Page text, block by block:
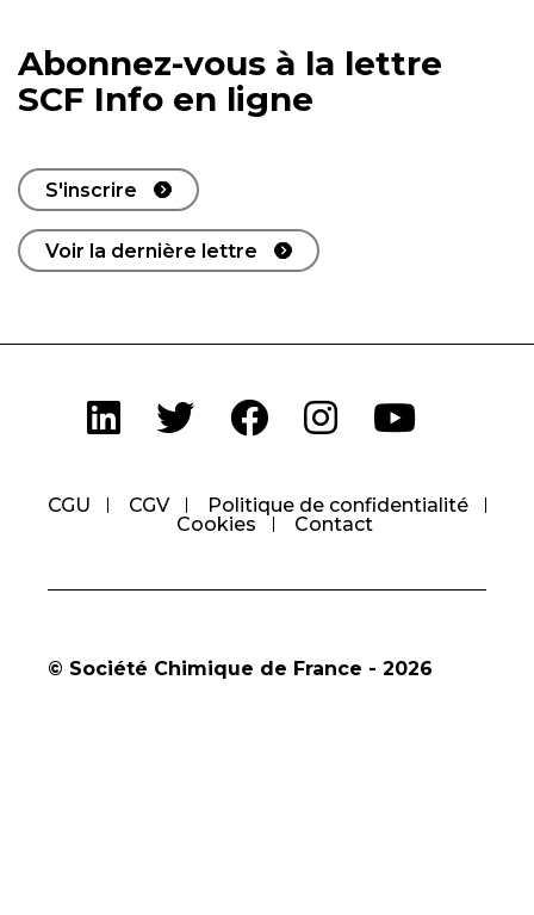
Abonnez-vous à la lettre
SCF Info en ligne
S'inscrire
Voir la dernière lettre
CGU CGV
Politique de confidentialité
Cookies
Contact
© Société Chimique de France - 2026